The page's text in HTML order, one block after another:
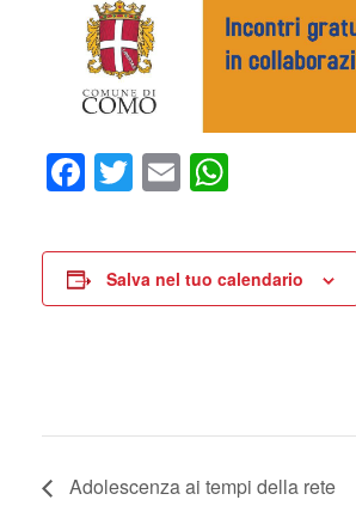
Facebook
Twitter
Email
Salva nel tuo calendario
Adolescenza ai tempi della rete